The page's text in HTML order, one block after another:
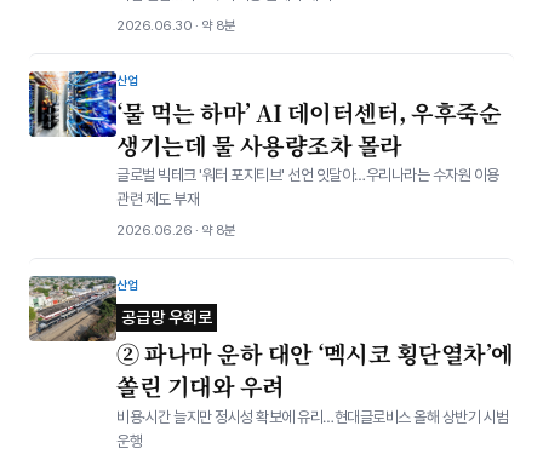
2026.06.30 · 약 8분
산업
‘물 먹는 하마’ AI 데이터센터, 우후죽순
생기는데 물 사용량조차 몰라
글로벌 빅테크 '워터 포지티브' 선언 잇달아…우리나라는 수자원 이용
관련 제도 부재
2026.06.26 · 약 8분
산업
공급망 우회로
② 파나마 운하 대안 ‘멕시코 횡단열차’에
쏠린 기대와 우려
비용·시간 늘지만 정시성 확보에 유리…현대글로비스 올해 상반기 시범
운행